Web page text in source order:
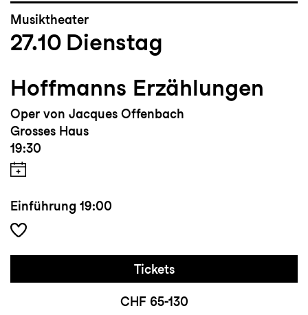
Musiktheater
27.10 Dienstag
Hoffmanns Erzählungen
Oper von Jacques Offenbach
Grosses Haus
19:30
Einführung 19:00
Tickets
CHF 65-130